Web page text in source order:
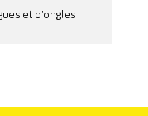
et d’ongles